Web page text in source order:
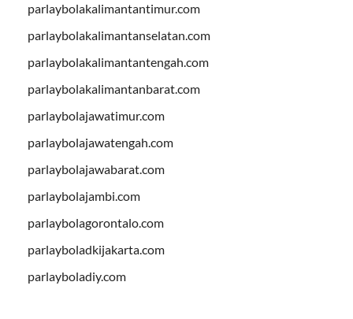
parlaybolakalimantantimur.com
parlaybolakalimantanselatan.com
parlaybolakalimantantengah.com
parlaybolakalimantanbarat.com
parlaybolajawatimur.com
parlaybolajawatengah.com
parlaybolajawabarat.com
parlaybolajambi.com
parlaybolagorontalo.com
parlayboladkijakarta.com
parlayboladiy.com